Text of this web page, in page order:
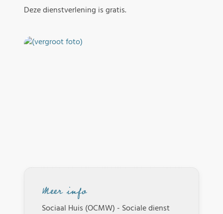
Deze dienstverlening is gratis.
Meer info
Sociaal Huis (OCMW) - Sociale dienst